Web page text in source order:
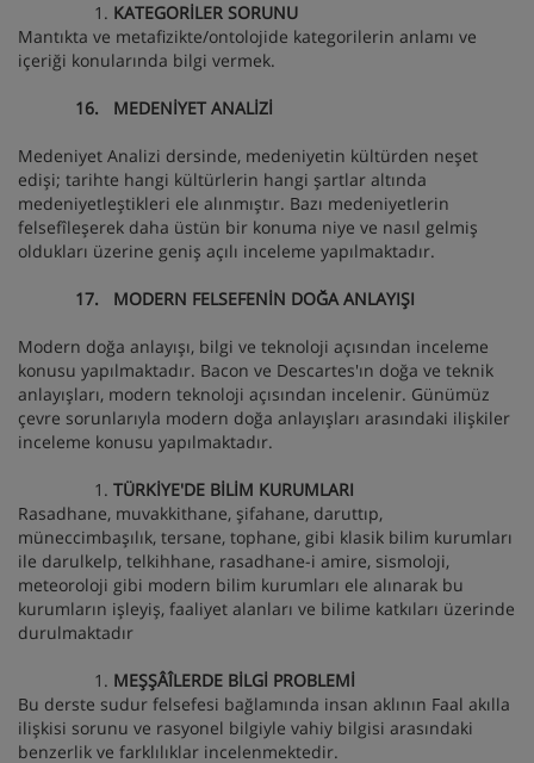
KATEGORİLER SORUNU
Mantıkta ve metafizikte/ontolojide kategorilerin anlamı ve
içeriği konularında bilgi vermek.
16. MEDENİYET ANALİZİ
Medeniyet Analizi dersinde, medeniyetin kültürden neşet
edişi; tarihte hangi kültürlerin hangi şartlar altında
medeniyetleştikleri ele alınmıştır. Bazı medeniyetlerin
felsefîleşerek daha üstün bir konuma niye ve nasıl gelmiş
oldukları üzerine geniş açılı inceleme yapılmaktadır.
17. MODERN FELSEFENİN DOĞA ANLAYIŞI
Modern doğa anlayışı, bilgi ve teknoloji açısından inceleme
konusu yapılmaktadır. Bacon ve Descartes'ın doğa ve teknik
anlayışları, modern teknoloji açısından incelenir. Günümüz
çevre sorunlarıyla modern doğa anlayışları arasındaki ilişkiler
inceleme konusu yapılmaktadır.
TÜRKİYE'DE BİLİM KURUMLARI
Rasadhane, muvakkithane, şifahane, daruttıp,
müneccimbaşılık, tersane, tophane, gibi klasik bilim kurumları
ile darulkelp, telkihhane, rasadhane-i amire, sismoloji,
meteoroloji gibi modern bilim kurumları ele alınarak bu
kurumların işleyiş, faaliyet alanları ve bilime katkıları üzerinde
durulmaktadır
MEŞŞÂÎLERDE BİLGİ PROBLEMİ
Bu derste sudur felsefesi bağlamında insan aklının Faal akılla
ilişkisi sorunu ve rasyonel bilgiyle vahiy bilgisi arasındaki
benzerlik ve farklılıklar incelenmektedir.